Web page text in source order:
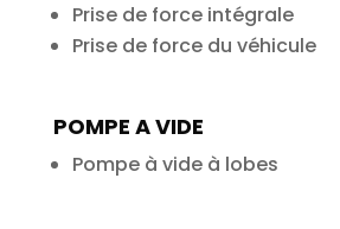
Prise de force intégrale
Prise de force du véhicule
POMPE A VIDE
Pompe à vide à lobes